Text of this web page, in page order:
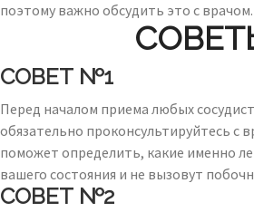
поэтому важно обсудить это с врачом.
СОВЕТ №1
Перед началом приема любых
обязательно проконсультируйтесь с
поможет определить, какие именно
вашего состояния и не вызовут
СОВЕТ №2